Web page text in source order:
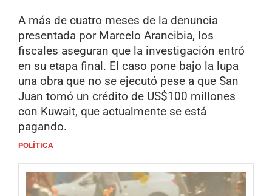
A más de cuatro meses de la denuncia
presentada por Marcelo Arancibia, los
fiscales aseguran que la investigación entró
en su etapa final. El caso pone bajo la lupa
una obra que no se ejecutó pese a que San
Juan tomó un crédito de US$100 millones
con Kuwait, que actualmente se está
pagando.
POLÍTICA